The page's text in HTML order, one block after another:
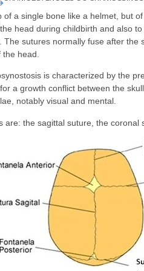
of a single bone like a helmet, but
head during childbirth and also
The sutures normally fuse after
head.
is characterized by the
a growth conflict between the
notably visual and mental.
are: the sagittal suture, the